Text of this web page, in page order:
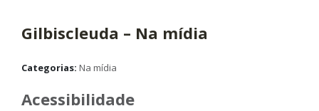
Gilbiscleuda – Na mídia
Categorias: Na mídia
Acessibilidade